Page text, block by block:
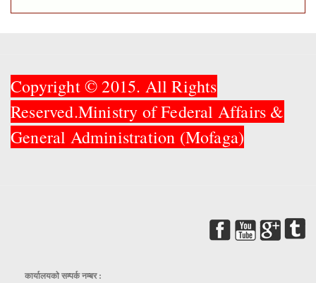
Copyright © 2015. All Rights
Reserved.Ministry of Federal Affairs &
General Administration (Mofaga)
कार्यालयकाे सम्पर्क नम्बर :